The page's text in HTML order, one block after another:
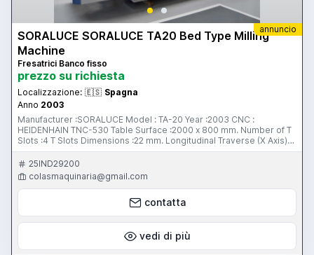
annuncio
SORALUCE SORALUCE TA20 Bed Type Milling
Machine
Fresatrici Banco fisso
prezzo su richiesta
Localizzazione: 🇪🇸 Spagna
Anno 2003
Manufacturer :SORALUCE Model : TA-20 Year :2003 CNC :
HEIDENHAIN TNC-530 Table Surface :2000 x 800 mm. Number of T
Slots :4 T Slots Dimensions :22 mm. Longitudinal Traverse (X Axis)
:2000 mm. Transversal Traverse (Y Axis) :800 mm. Vertical Traverse
(Z Axis) :800 mm. Working Feeds (X/Y/Z) :10.000 mm/min Rapid
Traverse :20.000 mm/min Head Type :Universal Taper :ISO 50
Turning Speeds :20-3000 rpm Head Power :22 Kw Hydraulic Tool
Clamping System :INCLUDED EC Guarding : INCLUDED Carrying
Load Table :4.000 kg. Machine Weight :10.000 kg. Portable
Handwheel :Heidenhain HR-410 3D-Rot :INCLUDED Machine
Dimension :6.605x3.315x2.730 mm More information
https://www.maquinariacolas.com/en/machinery/soraluce-ta-20/
25IND29200
colasmaquinaria@gmail.com
contatta
vedi di più